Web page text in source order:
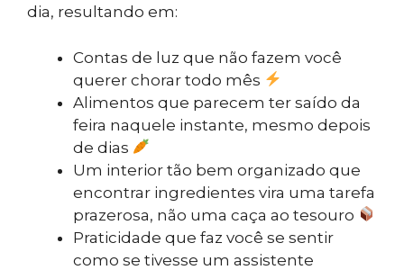
dia, resultando em:
Contas de luz que não fazem você
querer chorar todo mês
Alimentos que parecem ter saído da
feira naquele instante, mesmo depois
de dias
Um interior tão bem organizado que
encontrar ingredientes vira uma tarefa
prazerosa, não uma caça ao tesouro
Praticidade que faz você se sentir
como se tivesse um assistente